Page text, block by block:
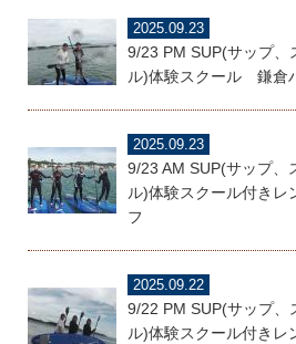
2025.09.23
9/23 PM SUP(サップ、
ル)体験スクール 鎌倉
2025.09.23
9/23 AM SUP(サップ、
ル)体験スクール付きレ
フ
2025.09.22
9/22 PM SUP(サップ、
ル)体験スクール付きレ